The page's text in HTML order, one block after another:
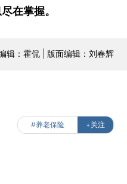
在掌握。
辑：霍侃 | 版面编辑：刘春辉
#养老保险 +关注